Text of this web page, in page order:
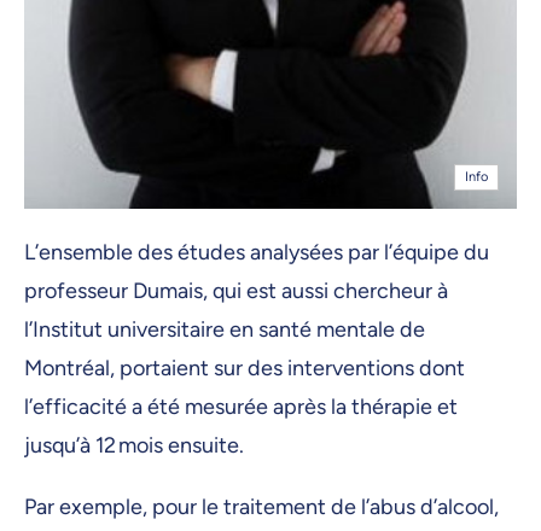
Info
L’ensemble des études analysées par l’équipe du
professeur Dumais, qui est aussi chercheur à
l’Institut universitaire en santé mentale de
Montréal, portaient sur des interventions dont
l’efficacité a été mesurée après la thérapie et
jusqu’à 12 mois ensuite.
Par exemple, pour le traitement de l’abus d’alcool,